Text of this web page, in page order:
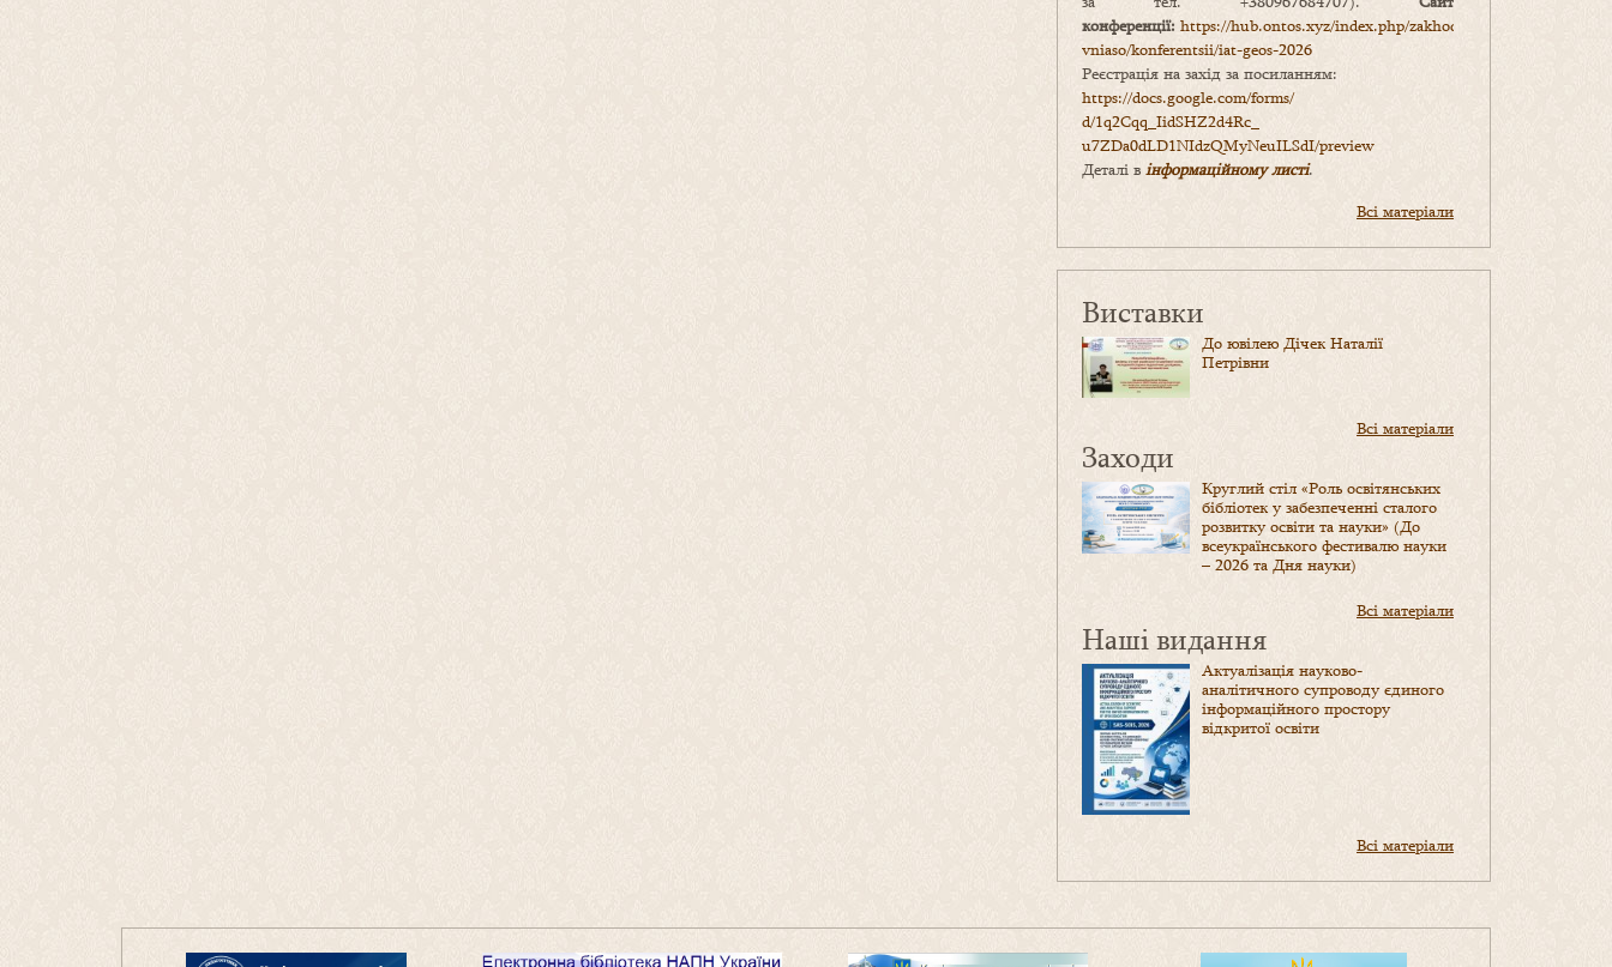
конференції: https://hub.ontos.xyz/index.php/zakhody-
vniaso/konferentsii/iat-geos-2026
Реєстрація на захід за посиланням:
https://docs.google.com/forms/
d/1q2Cqq_IidSHZ2d4Rc_
u7ZDa0dLD1NIdzQMyNeuILSdI/preview
Деталі в інформаційному листі.
Всі матеріали
Виставки
До ювілею Дічек Наталії
Петрівни
Всі матеріали
Заходи
Круглий стіл «Роль освітянських
бібліотек у забезпеченні сталого
розвитку освіти та науки» (До
всеукраїнського фестивалю науки
– 2026 та Дня науки)
Всі матеріали
Наші видання
Актуалізація науково-
аналітичного супроводу єдиного
інформаційного простору
відкритої освіти
Всі матеріали